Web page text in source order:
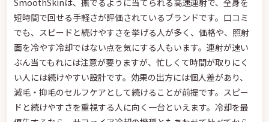
SmoothSkinは、撫でるように当てられる高速連射で、全身を
短時間で回せる手軽さが評価されているブランドです。口コミ
でも、スピードと続けやすさを挙げる人が多く、価格や、照射
面を冷やす冷却ではない点を気にする人もいます。連射が速い
ぶん当てもれには注意が要りますが、忙しくて時間が取りにく
い人には続けやすい設計です。効果の出方には個人差があり、
減毛・抑毛のセルフケアとして続けることが前提です。スピー
ドと続けやすさを重視する人に向く一台といえます。冷却を最